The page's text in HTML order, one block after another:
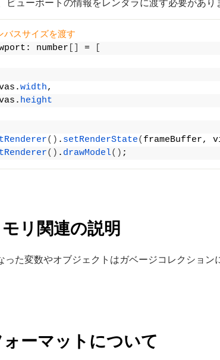
ビューポートの情報をレンダラに渡す必要があり
スサイズを渡す
number
=
width,
height
() . setRenderState( frameBuffer,
() . drawModel() ;
リ関連の説明
った変数やオブジェクトはガベージコレクショ
ーマットについて